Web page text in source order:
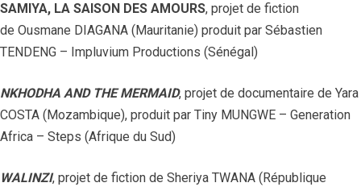
SAMIYA, LA SAISON DES AMOURS, projet de fiction
de Ousmane DIAGANA (Mauritanie) produit par Sébastien
TENDENG – Impluvium Productions (Sénégal)
NKHODHA AND THE MERMAID, projet de documentaire de Yara
COSTA (Mozambique), produit par Tiny MUNGWE – Generation
Africa – Steps (Afrique du Sud)
WALINZI, projet de fiction de Sheriya TWANA (République